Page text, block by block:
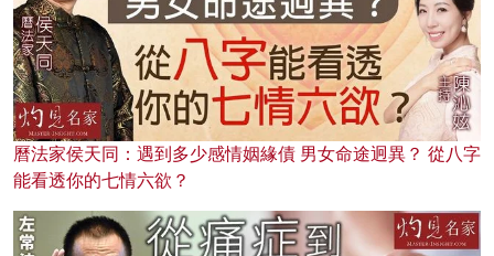
曆法家侯天同：遇到多少感情姻緣債 男女命途迥異？ 從八字
能看透你的七情六欲？